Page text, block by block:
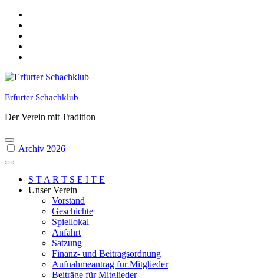
Skip
content
Erfurter Schachklub
Der Verein mit Tradition
Archiv 2026
S T A R T S E I T E
Unser Verein
Vorstand
Geschichte
Spiellokal
Anfahrt
Satzung
Finanz- und Beitragsordnung
Aufnahmeantrag für Mitglieder
Beiträge für Mitglieder